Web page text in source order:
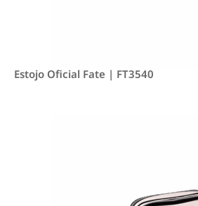
Estojo Oficial Fate | FT3540